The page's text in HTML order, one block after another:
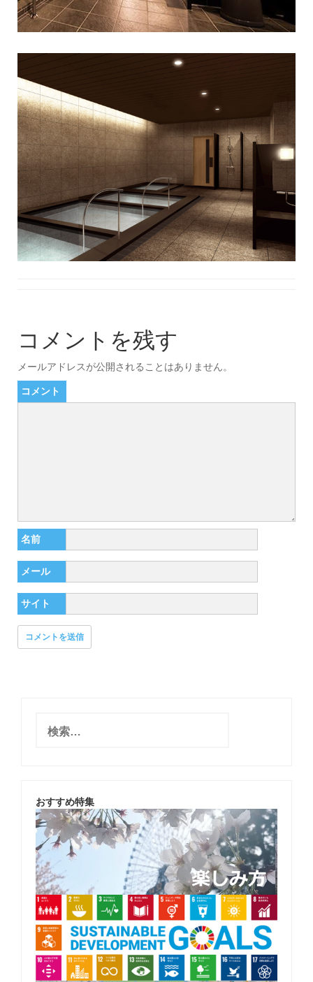
コメントを残す
メールアドレスが公開されることはありません。
コメント
名前
メール
サイト
おすすめ特集